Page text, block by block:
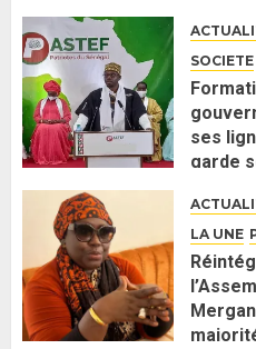
2
SOCIETE
ses
garde
LA UNE